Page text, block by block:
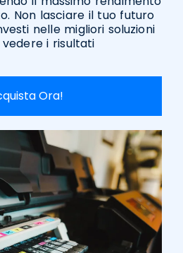
Non lasciare il tuo futuro
nelle migliori soluzioni
i risultati
Ora!